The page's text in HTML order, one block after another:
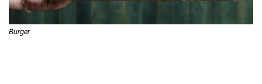
Burger